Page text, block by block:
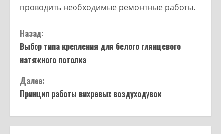
проводить необходимые ремонтные работы.
Назад:
Выбор типа крепления для белого глянцевого
натяжного потолка
Далее:
Принцип работы вихревых воздуходувок